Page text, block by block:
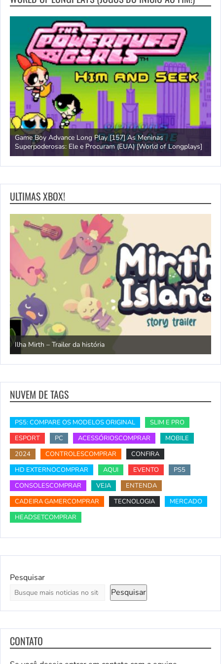
Game Boy Advance Long Play [157] As Meninas
Superpoderosas: Ele e Procuram (EUA) [World of Longplays]
ULTIMAS XBOX!
Ilha Mirth – Trailer da história
NUVEM DE TAGS
PS5: COMPARE OS MODELOS ORIGINAL
SLIM E PRO
ESPORT
PC ACESSÓRIOSCOMPRAR
MOBILE
2024
CONTROLESCOMPRAR
CONFIRA
HD EXTERNOCOMPRAR
AQUI EVENTO
PS5
CONSOLESCOMPRAR
VEJA
ENTENDA
CADEIRA GAMERCOMPRAR
TECNOLOGIA
MERCADO
HEADSETCOMPRAR
Pesquisar
Pesquisar
CONTATO